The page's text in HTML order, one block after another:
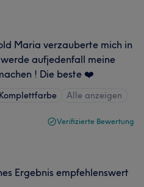
Maria verzauberte mich in
aufjedenfall meine
! Die beste ❤️
Alle anzeigen
Verifizierte Bewertung
Ergebnis empfehlenswert